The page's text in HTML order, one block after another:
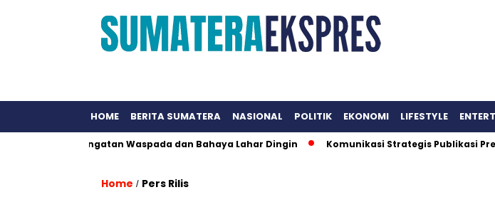
HOME BERITA SUMATERA NASIONAL POLITIK EKONOMI LIFESTYLE
Peringatan Waspada dan Bahaya Lahar Dingin Komunikasi Strategis Publikasi Press
Home / Pers Rilis